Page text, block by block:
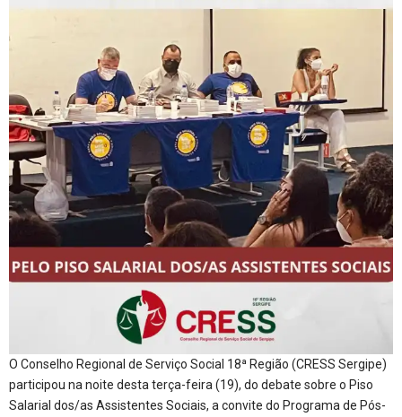
O Conselho Regional de Serviço Social 18ª Região (CRESS Sergipe)
participou na noite desta terça-feira (19), do debate sobre o Piso
Salarial dos/as Assistentes Sociais, a convite do Programa de Pós-